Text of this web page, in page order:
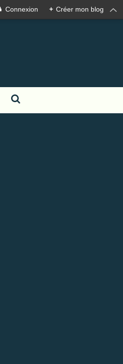
Connexion + Créer mon blog